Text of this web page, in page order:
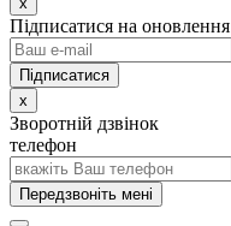
Підписатися на оновлення
x
Зворотній дзвінок
телефон
Передзвоніть мені